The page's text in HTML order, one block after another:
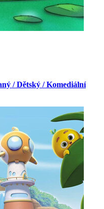
/ Dětský / Komediální